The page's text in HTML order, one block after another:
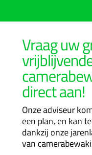
Vraag uw
direct aan!
Onze adviseur
een plan, en kan
dankzij onze
van